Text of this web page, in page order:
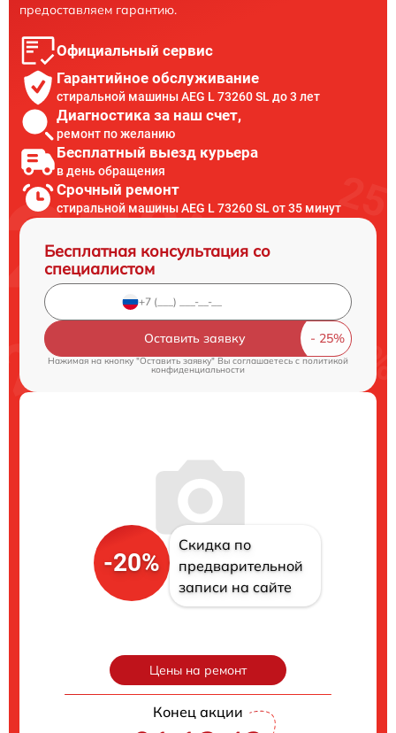
предоставляем гарантию.
Официальный сервис
Гарантийное обслуживание
стиральной машины AEG L 73260 SL до 3 лет
Диагностика за наш счет,
ремонт по желанию
Бесплатный выезд курьера
в день обращения
Срочный ремонт
стиральной машины AEG L 73260 SL от 35 минут
Бесплатная консультация со
специалистом
Оставить заявку
Нажимая на кнопку "Оставить заявку" Вы соглашаетесь cполитикой
конфиденциальности
-20%
Скидка по
предварительной
записи на сайте
Цены на ремонт
Конец акции